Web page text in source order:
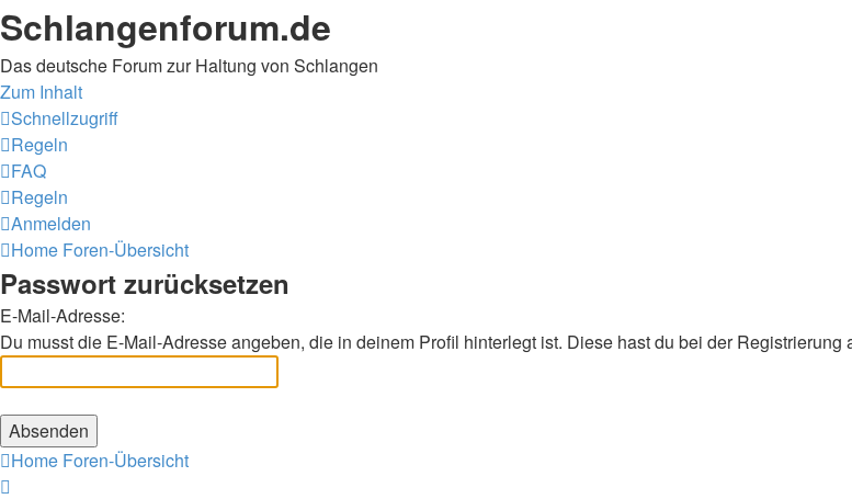
Schlangenforum.de
Das deutsche Forum zur Haltung von Schlangen
Zum Inhalt
Schnellzugriff
Regeln
FAQ
Regeln
Anmelden
Home Foren-Übersicht
Passwort zurücksetzen
E-Mail-Adresse:
Du musst die E-Mail-Adresse angeben, die in deinem Profil hinterlegt ist. Diese hast du bei der
Home Foren-Übersicht